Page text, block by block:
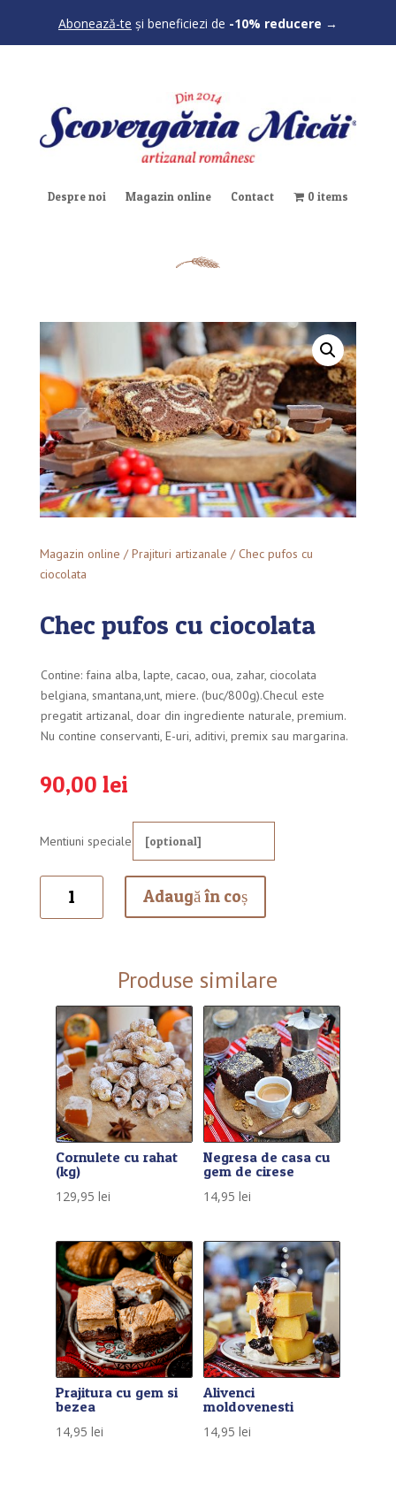
Abonează-te și beneficiezi de -10% reducere →
Despre noi Magazin online Contact 0 items
Magazin online /Prajituri artizanale / Chec pufos cu
ciocolata
Chec pufos cu ciocolata
Contine: faina alba, lapte, cacao, oua, zahar, ciocolata
belgiana, smantana,unt, miere. (buc/800g).Checul este
pregatit artizanal, doar din ingrediente naturale, premium.
Nu contine conservanti, E-uri, aditivi, premix sau margarina.
90,00 lei
Mentiuni speciale
Adaugă în coș
Produse similare
Cornulete cu rahat
(kg)
129,95 lei
Negresa de casa cu
gem de cirese
14,95lei
Prajitura cu gem si
bezea
14,95 lei
Alivenci
moldovenesti
14,95lei